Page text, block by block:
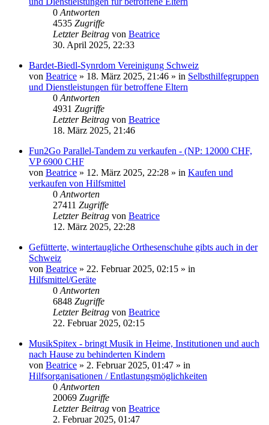
0 Antworten
4535 Zugriffe
Letzter Beitrag von Beatrice
30. April 2025, 22:33
Bardet-Biedl-Synrdom Vereinigung Schweiz
von Beatrice » 18. März 2025, 21:46 » in Selbsthilfegruppen
und Dienstleistungen für betroffene Eltern
0 Antworten
4931 Zugriffe
Letzter Beitrag von Beatrice
18. März 2025, 21:46
Fun2Go Parallel-Tandem zu verkaufen - (NP: 12000 CHF,
VP 6900 CHF
von Beatrice » 12. März 2025, 22:28 » in Kaufen und
verkaufen von Hilfsmittel
0 Antworten
27411 Zugriffe
Letzter Beitrag von Beatrice
12. März 2025, 22:28
Gefütterte, wintertaugliche Orthesenschuhe gibts auch in der
Schweiz
von Beatrice » 22. Februar 2025, 02:15 » in
Hilfsmittel/Geräte
0 Antworten
6848 Zugriffe
Letzter Beitrag von Beatrice
22. Februar 2025, 02:15
MusikSpitex - bringt Musik in Heime, Institutionen und auch
nach Hause zu behinderten Kindern
von Beatrice » 2. Februar 2025, 01:47 » in
Hilfsorganisationen / Entlastungsmöglichkeiten
0 Antworten
20069 Zugriffe
Letzter Beitrag von Beatrice
2. Februar 2025, 01:47